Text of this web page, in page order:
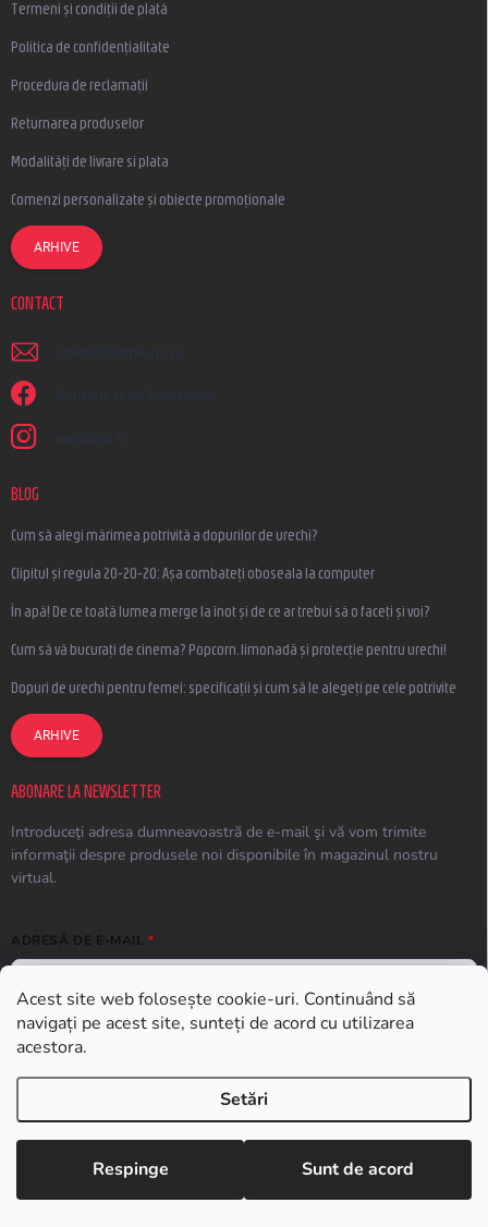
Acest site web folosește cookie-uri. Continuând să
navigați pe acest site, sunteți de acord cu utilizarea
acestora.
Setări
Respinge Sunt de acord
Termeni și condiții de plată
Politica de confidențialitate
Procedura de reclamații
Returnarea produselor
Modalități de livrare si plata
Comenzi personalizate și obiecte promoționale
ARHIVE
CONTACT
scrieti @ earplugs.ro
Suntem și pe Facebook!
earplugs.ro
BLOG
Cum să alegi mărimea potrivită a dopurilor de urechi?
Clipitul și regula 20-20-20: Așa combateți oboseala la computer
În apă! De ce toată lumea merge la înot și de ce ar trebui să o faceți și voi?
Cum să vă bucurați de cinema? Popcorn, limonadă și protecție pentru urechi!
Dopuri de urechi pentru femei: specificații și cum să le alegeți pe cele potrivite
ARHIVE
ABONARE LA NEWSLETTER
Introduceţi adresa dumneavoastră de e-mail şi vă vom trimite
informaţii despre produsele noi disponibile în magazinul nostru
virtual.
ADRESĂ DE E-MAIL
ABONARE
Creat de Shoptet
Drepturi de autor 2026 . Toate drepturile rezervate.